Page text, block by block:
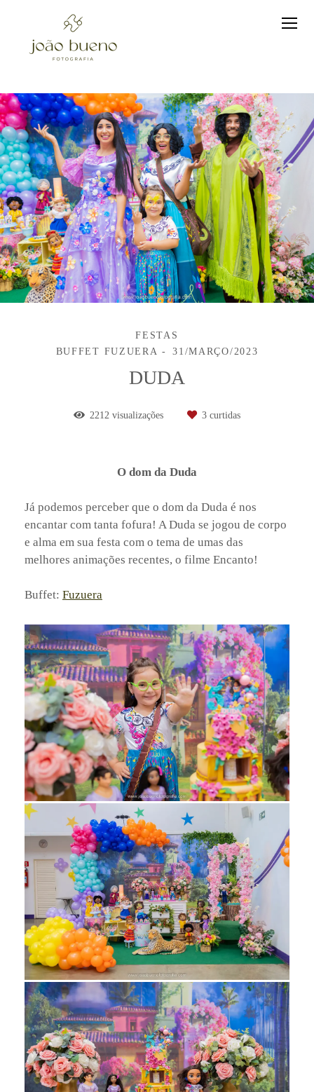
FESTAS
BUFFET FUZUERA
31/MARÇO/2023
DUDA
2212 visualizações 3 curtidas
O dom da Duda
Já podemos perceber que o dom da Duda é nos
encantar com tanta fofura! A Duda se jogou de corpo
e alma em sua festa com o tema de umas das
melhores animações recentes, o filme Encanto!
Buffet: Fuzuera